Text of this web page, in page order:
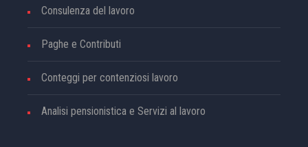
Consulenza del lavoro
Paghe e Contributi
Conteggi per contenziosi lavoro
Analisi pensionistica e Servizi al lavoro